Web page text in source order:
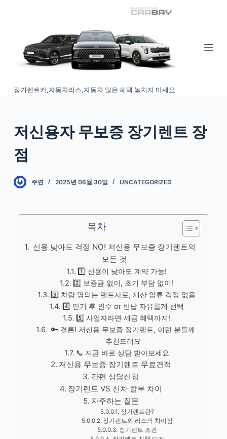
c
n
장기렌트카,자동차리스,자동차 많은 혜택 놓치지 마세요
저신용자 무보증 장기렌트 장
점
주연 2025년 06월 30일 UNCATEGORIZED
목차
신용 낮아도 걱정 NO! 저신용 무보증 장기렌트의
모든 것
1️⃣ 신용이 낮아도 계약 가능!
2️⃣ 보증금 없이, 초기 부담 없이!
3️⃣ 차량 명의는 렌트사로, 재산 압류 걱정 없음
4️⃣ 만기 후 인수 or 반납 자유롭게 선택
5️⃣ 사업자라면 세금 혜택까지!
🔑 결론! 저신용 무보증 장기렌트, 이런 분들께
추천드려요
📞 지금 바로 상담 받아보세요
저신용 무보증 장기렌트 무료견적
간편 상담신청
장기렌트 VS 신차 할부 차이
자주하는 질문
장기렌트란?
장기렌트와 리스의 차이점
장기렌트 조건